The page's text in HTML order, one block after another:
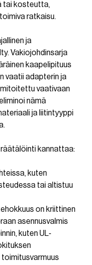
tai kosteutta,
ratkaisu.
ja
Vakiojohdinsarja
kaapelipituus
vaatii adapterin ja
vaativaan
nämä
ja liitintyyppi
kannattaa:
kuten
tai altistuu
on kriittinen
asennusvalmis
kuten UL-